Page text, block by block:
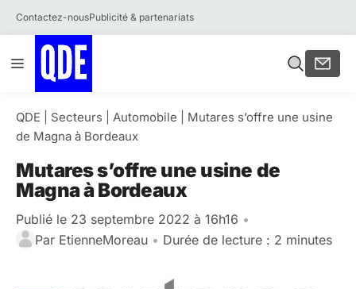
Contactez-nousPublicité & partenariats
au
contenu
Menu
QDE Secteurs Automobile
Mutares s’offre une usine
de Magna à Bordeaux
Mutares s’offre une usine de
Magna à Bordeaux
Publié le 23 septembre 2022 à 16h16 •
Par EtienneMoreau • Durée de lecture : 2 minutes